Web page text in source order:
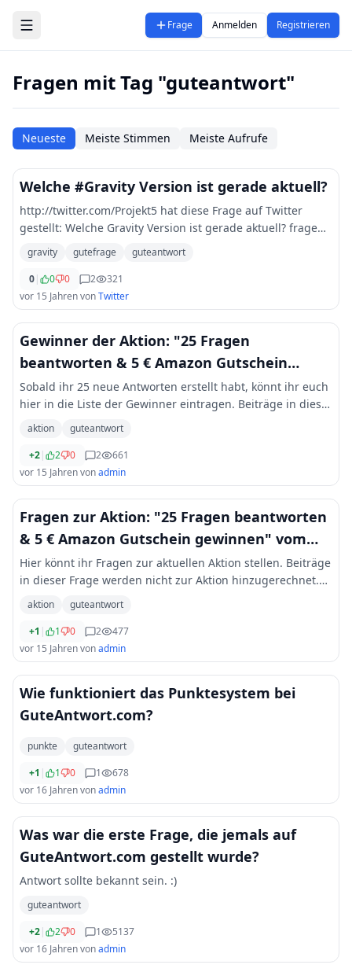
Zum Hauptinhalt springen
Frage Anmelden Registrieren
Fragen mit Tag "guteantwort"
Neueste Meiste Stimmen Meiste Aufrufe
Welche #Gravity Version ist gerade aktuell?
http://twitter.com/Projekt5 hat diese Frage auf Twitter
gestellt: Welche Gravity Version ist gerade aktuell? frage
gutefrage hilfe guteantwort followerpower
gravity gutefrage
guteantwort
0| 0 0 2
321
vor 15 JahrenvonTwitter
Gewinner der Aktion: "25 Fragen
beantworten & 5 € Amazon Gutschein
gewinnen" vom 10.10.2010
Sobald ihr 25 neue Antworten erstellt habt, könnt ihr euch
hier in die Liste der Gewinner eintragen. Beiträge in dieser
Frage werden nicht zur Aktion hinzugerechnet. Mehr
Informationen zur Aktion gibt
aktion
guteantwort
+2| 2 0 2
661
vor 15 Jahrenvonadmin
Fragen zur Aktion: "25 Fragen beantworten
& 5 € Amazon Gutschein gewinnen" vom
10.10.2010
Hier könnt ihr Fragen zur aktuellen Aktion stellen. Beiträge
in dieser Frage werden nicht zur Aktion hinzugerechnet.
Mehr Informationen zur Aktion gibts unter
http://guteantwort.com/aktion
aktion
guteantwort
+1 | 1 0 2
477
vor 15 Jahrenvonadmin
Wie funktioniert das Punktesystem bei
GuteAntwort.com?
punkte
guteantwort
+1 | 1 0 1
678
vor 16 Jahrenvonadmin
Was war die erste Frage, die jemals auf
GuteAntwort.com gestellt wurde?
Antwort sollte bekannt sein. :)
guteantwort
+2| 2 0 1
5137
vor 16 Jahrenvonadmin